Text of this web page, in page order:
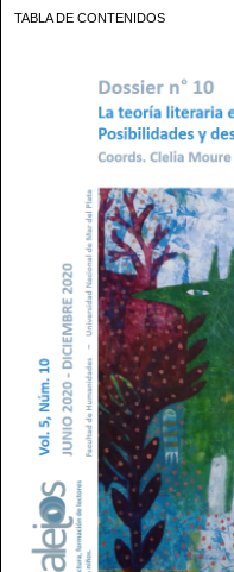
TABLA DE CONTENIDOS